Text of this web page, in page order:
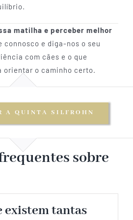
matilha e perceber melhor
connosco e diga-nos o seu
com cães e o que
orientar o caminho certo.
A QUINTA SILFROHN
sobre
existem tantas